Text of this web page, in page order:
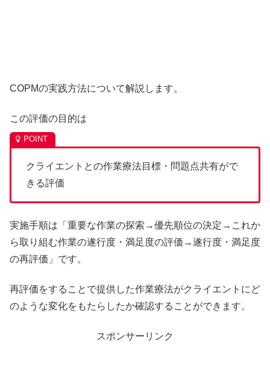
COPMの実践方法について解説します。
この評価の目的は
クライエントとの作業療法目標・問題点共有がで
きる評価
実施手順は「重要な作業の探索→優先順位の決定→これか
ら取り組む作業の遂行度・満足度の評価→遂行度・満足度
の再評価」です。
再評価をすることで提供した作業療法がクライエントにど
のような変化をもたらしたか確認することができます。
スポンサーリンク